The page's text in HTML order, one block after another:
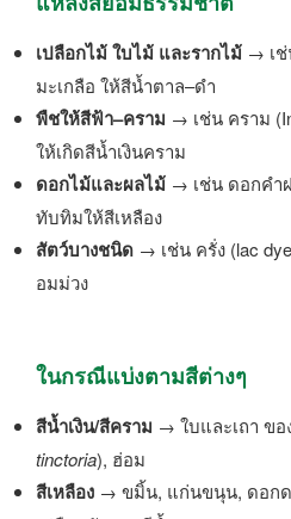
เปลือกไม้ ใบไม้ และรากไม้ → เช่
มะเกลือ ให้สีน้ำตาล–ดำ
พืชให้สีฟ้า–คราม → เช่น คราม
ให้เกิดสีน้ำเงินคราม
ดอกไม้และผลไม้ → เช่น ดอกคำ
ทับทิมให้สีเหลือง
สัตว์บางชนิด → เช่น ครั่ง (lac
อมม่วง
ในกรณีแบ่งตามสีต่างๆ
สีน้ำเงิน/สีคราม → ใบและเถา ขอ
tinctoria), ฮ่อม
สีเหลือง → ขมิ้น, แก่นขนุน, ดอกด